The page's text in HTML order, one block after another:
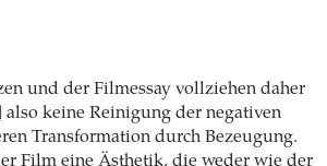
und der Filmessay vollziehen daher
also keine Reinigung der negativen
Transformation durch Bezeugung.
Film eine Ästhetik, die weder wie der